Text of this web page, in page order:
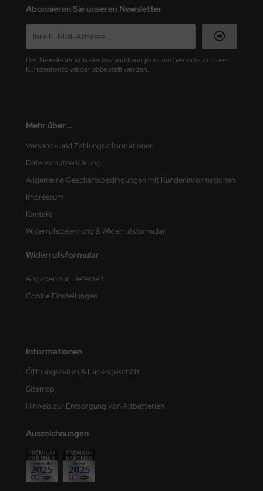
Abonnieren Sie unseren Newsletter
Der Newsletter ist kostenlos und kann jederzeit hier oder in Ihrem
Kundenkonto wieder abbestellt werden.
Mehr über...
Versand- und Zahlungsinformationen
Datenschutzerklärung
Allgemeine Geschäftsbedingungen mit Kundeninformationen
Impressum
Kontakt
Widerrufsbelehrung & Widerrufsformular
Widerrufsformular
Angaben zur Lieferzeit
Cookie Einstellungen
Informationen
Öffnungszeiten & Ladengeschäft
Sitemap
Hinweis zur Entsorgung von Altbatterien
Auszeichnungen
Kits
Decals
Model